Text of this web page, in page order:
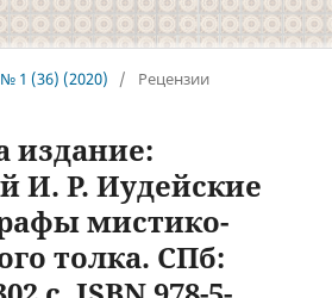
№ 1 (36) (2020) / Рецензии
издание:
И. Р. Иудейские
мистико-
толка. СПб: